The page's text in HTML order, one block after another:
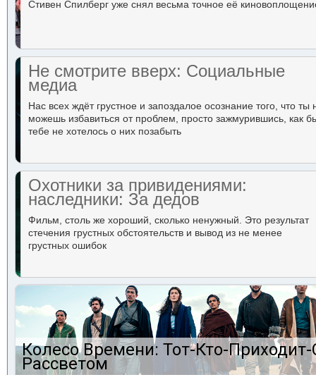
Стивен Спилберг уже снял весьма точное её
Не смотрите вверх: Социальные
медиа
Нас всех ждёт грустное и запоздалое осознание того, что ты
можешь избавиться от проблем, просто зажмурившись, как
тебе не хотелось о них позабыть
Охотники за привидениями:
наследники: За дедов
Фильм, столь же хороший, сколько ненужный. Это результат
стечения грустных обстоятельств и вывод из не менее
грустных ошибок
Колесо Времени: Тот-Кто-
Рассветом